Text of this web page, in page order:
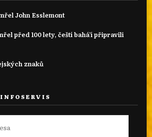
John Esslemont
před 100 lety, čeští bahá'í připravili
znaků